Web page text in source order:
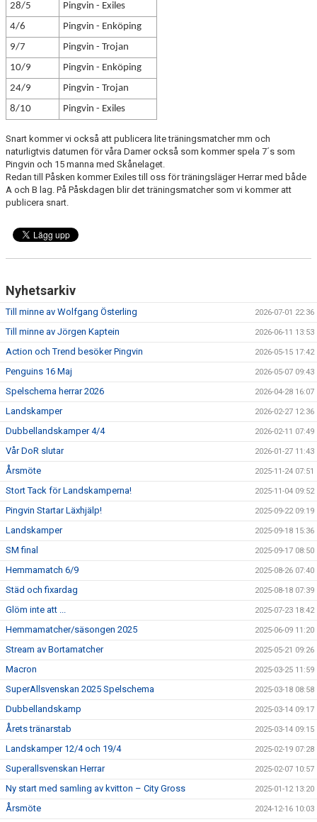
28/5
Pingvin - Exiles
4/6
Pingvin - Enköping
9/7
Pingvin - Trojan
10/9
Pingvin - Enköping
24/9
Pingvin - Trojan
8/10
Pingvin - Exiles
Snart kommer vi också att publicera lite träningsmatcher mm och
naturligtvis datumen för våra Damer också som kommer spela 7´s som
Pingvin och 15 manna med Skånelaget.
Redan till Påsken kommer Exiles till oss för träningsläger Herrar med både
A och B lag. På Påskdagen blir det träningsmatcher som vi kommer att
publicera snart.
Nyhetsarkiv
Till minne av Wolfgang Österling 2026-07-01 22:36
Till minne av Jörgen Kaptein 2026-06-11 13:53
Action och Trend besöker Pingvin 2026-05-15 17:42
Penguins 16 Maj 2026-05-07 09:43
Spelschema herrar 2026 2026-04-28 16:07
Landskamper 2026-02-27 12:36
Dubbellandskamper 4/4 2026-02-11 07:49
Vår DoR slutar 2026-01-27 11:43
Årsmöte 2025-11-24 07:51
Stort Tack för Landskamperna! 2025-11-04 09:52
Pingvin Startar Läxhjälp! 2025-09-22 09:19
Landskamper 2025-09-18 15:36
SM final 2025-09-17 08:50
Hemmamatch 6/9 2025-08-26 07:40
Städ och fixardag 2025-08-18 07:39
Glöm inte att ... 2025-07-23 18:42
Hemmamatcher/säsongen 2025 2025-06-09 11:20
Stream av Bortamatcher 2025-05-21 09:26
Macron 2025-03-25 11:59
SuperAllsvenskan 2025 Spelschema 2025-03-18 08:58
Dubbellandskamp 2025-03-14 09:17
Årets tränarstab 2025-03-14 09:15
Landskamper 12/4 och 19/4 2025-02-19 07:28
Superallsvenskan Herrar 2025-02-07 10:57
Ny start med samling av kvitton – City Gross 2025-01-12 13:20
Årsmöte 2024-12-16 10:03